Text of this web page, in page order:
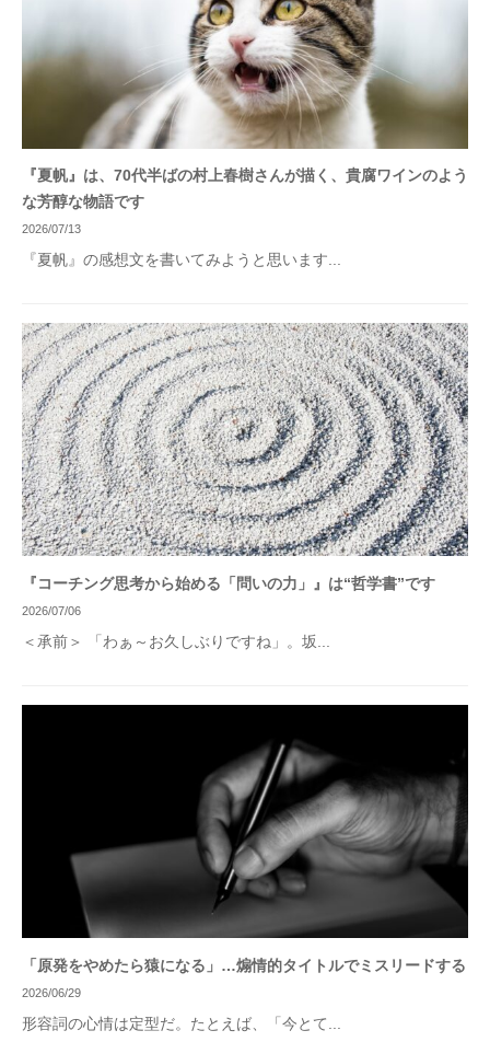
『夏帆』は、70代半ばの村上春樹さんが描く、貴腐ワインのよう
な芳醇な物語です
2026/07/13
『夏帆』の感想文を書いてみようと思います...
『コーチング思考から始める「問いの力」』は“哲学書”です
2026/07/06
＜承前＞ 「わぁ～お久しぶりですね」。坂...
「原発をやめたら猿になる」…煽情的タイトルでミスリードする
2026/06/29
形容詞の心情は定型だ。たとえば、「今とて...